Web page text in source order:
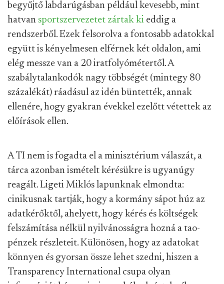
begyűjtő labdarúgásban például kevesebb, mint
hatvan sportszervezetet zártak ki eddig a
rendszerből. Ezek felsorolva a fontosabb adatokkal
együtt is kényelmesen elférnek két oldalon, ami
elég messze van a 20 iratfolyómétertől. A
szabálytalankodók nagy többségét (mintegy 80
százalékát) ráadásul az idén büntették, annak
ellenére, hogy gyakran évekkel ezelőtt vétettek az
előírások ellen.
A TI nem is fogadta el a minisztérium válaszát, a
tárca azonban ismételt kérésükre is ugyanúgy
reagált. Ligeti Miklós lapunknak elmondta:
cinikusnak tartják, hogy a kormány sápot húz az
adatkérőktől, ahelyett, hogy kérés és költségek
felszámítása nélkül nyilvánosságra hozná a tao-
pénzek részleteit. Különösen, hogy az adatokat
könnyen és gyorsan össze lehet szedni, hiszen a
Transparency International csupa olyan